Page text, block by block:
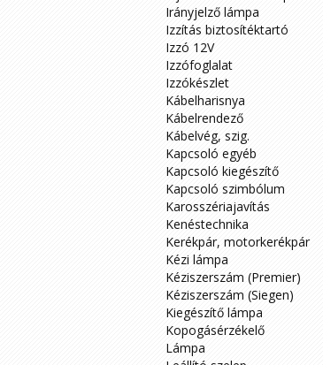
Irányjelző lámpa
Izzítás biztosítéktartó
Izzó 12V
Izzófoglalat
Izzókészlet
Kábelharisnya
Kábelrendező
Kábelvég, szig.
Kapcsoló egyéb
Kapcsoló kiegészítő
Kapcsoló szimbólum
Karosszériajavítás
Kenéstechnika
Kerékpár, motorkerékpár
Kézi lámpa
Kéziszerszám (Premier)
Kéziszerszám (Siegen)
Kiegészítő lámpa
Kopogásérzékelő
Lámpa